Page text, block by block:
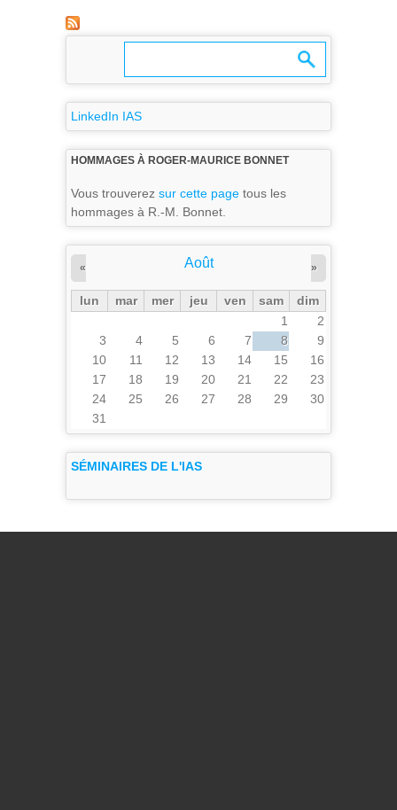
LinkedIn IAS
HOMMAGES À ROGER-MAURICE BONNET
Vous trouverez sur cette page tous les
hommages à R.-M. Bonnet.
Août
« »
lun mar mer jeu ven sam
dim
1
2
3
4 5 6 7 8
9
10
11 12 13 14 15
16
17
18 19 20 21 22
23
24
25 26 27 28 29
30
31
SÉMINAIRES DE L'IAS